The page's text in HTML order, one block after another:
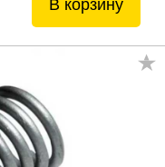
В корзину